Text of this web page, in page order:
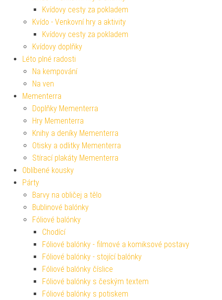
Kvídovy cesty za pokladem
Kvído - Venkovní hry a aktivity
Kvídovy cesty za pokladem
Kvídovy doplňky
Léto plné radosti
Na kempování
Na ven
Mementerra
Doplňky Mementerra
Hry Mementerra
Knihy a deníky Mementerra
Otisky a odlitky Mementerra
Stírací plakáty Mementerra
Oblíbené kousky
Párty
Barvy na obličej a tělo
Bublinové balónky
Fóliové balónky
Chodící
Fóliové balónky - filmové a komiksové postavy
Fóliové balónky - stojící balónky
Fóliové balónky číslice
Fóliové balónky s českým textem
Fóliové balónky s potiskem